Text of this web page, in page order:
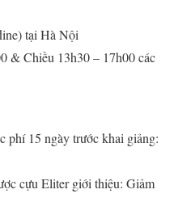
tại Hà Nội
& Chiều 13h30 – 17h00 các
phí 15 ngày trước khai giảng:
cựu Eliter giới thiệu: Giảm